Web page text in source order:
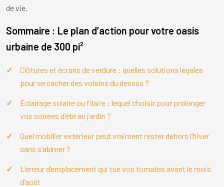
de vie.
Sommaire : Le plan d’action pour votre oasis
urbaine de 300 pi²
Clôtures et écrans de verdure : quelles solutions légales
pour se cacher des voisins du dessus ?
Éclairage solaire ou filaire : lequel choisir pour prolonger
vos soirées d’été au jardin ?
Quel mobilier extérieur peut vraiment rester dehors l’hiver
sans s’abîmer ?
L’erreur d’emplacement qui tue vos tomates avant le mois
d’août